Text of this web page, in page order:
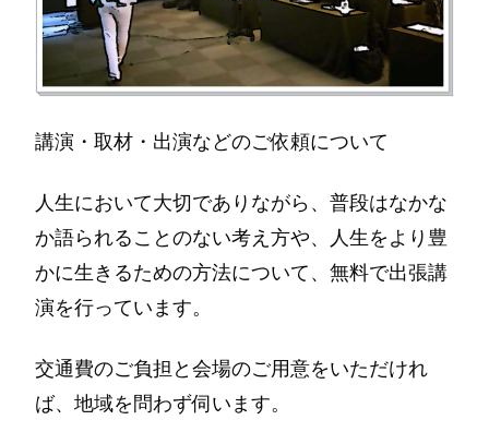
講演・取材・出演などのご依頼について
人生において大切でありながら、普段はなかな
か語られることのない考え方や、人生をより豊
かに生きるための方法について、無料で出張講
演を行っています。
交通費のご負担と会場のご用意をいただけれ
ば、地域を問わず伺います。